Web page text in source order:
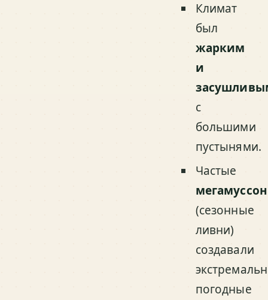
Климат
был
жарким
и
с
большими
пустынями.
Частые
(сезонные
ливни)
создавали
погодные